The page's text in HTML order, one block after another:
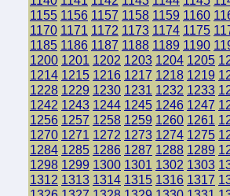
1155 1156 1157 1158 1159 1160
1170 1171 1172 1173 1174 1175
1185 1186 1187 1188 1189 1190
1200 1201 1202 1203 1204 1205
1214 1215 1216 1217 1218 1219
1228 1229 1230 1231 1232 1233
1242 1243 1244 1245 1246 1247
1256 1257 1258 1259 1260 1261
1270 1271 1272 1273 1274 1275
1284 1285 1286 1287 1288 1289
1298 1299 1300 1301 1302 1303
1312 1313 1314 1315 1316 1317